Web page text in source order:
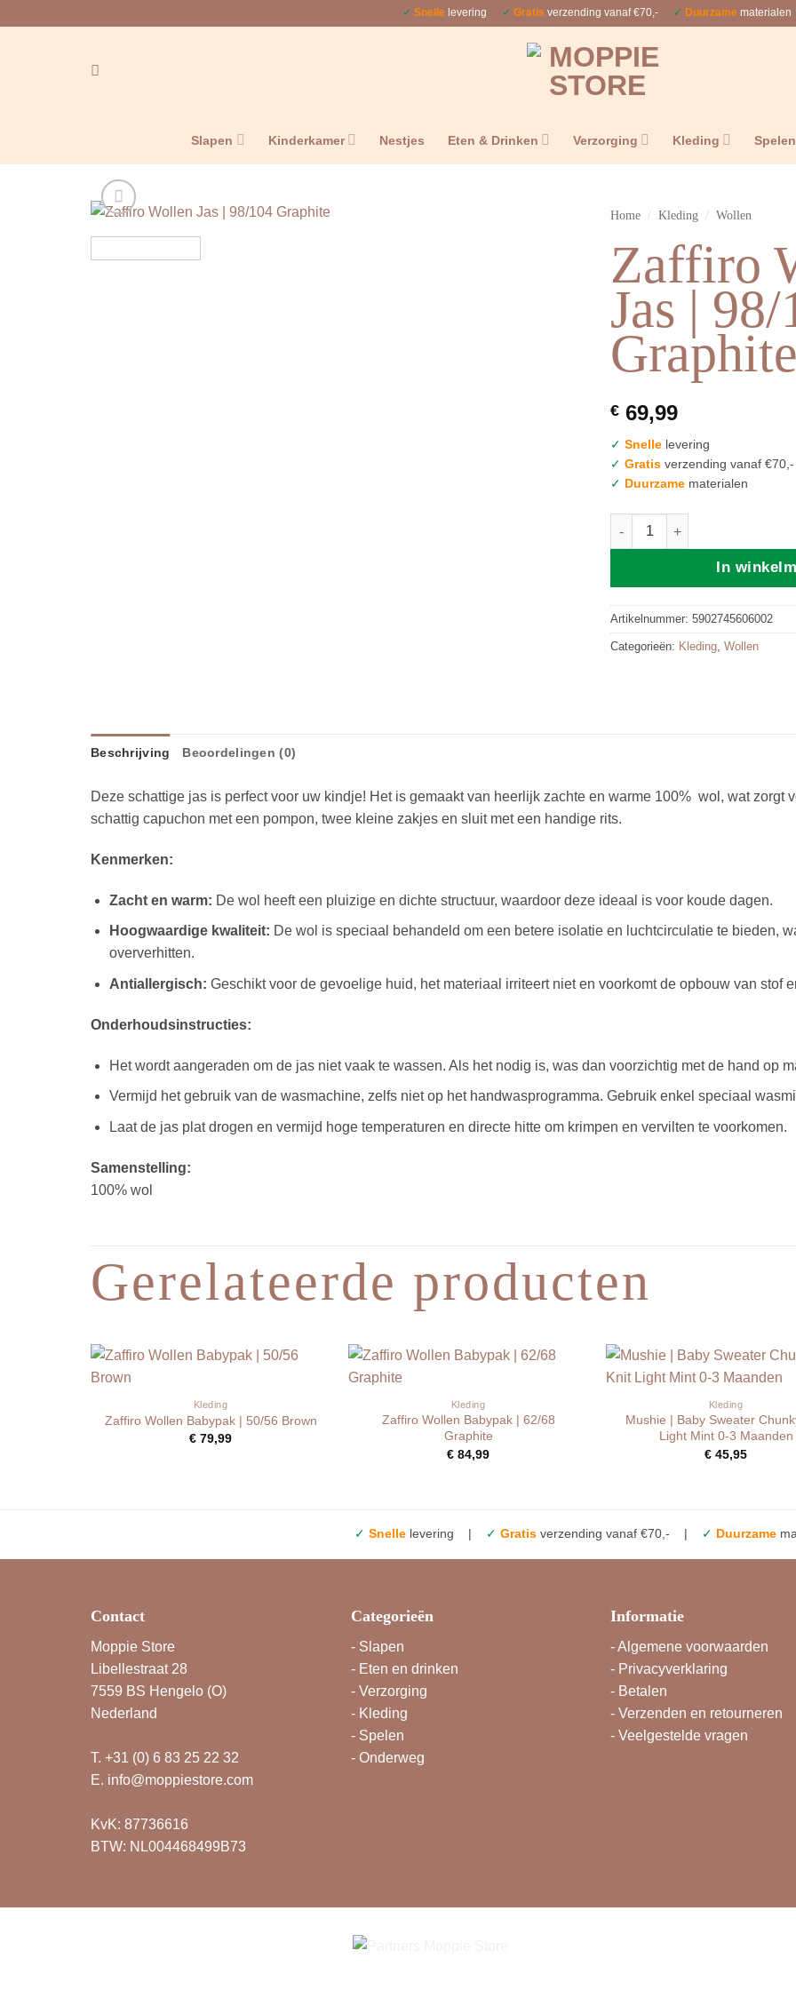
✓ Snelle levering ✓ Gratis verzending vanaf €70,- ✓ Duurzame materialen
Slapen Kinderkamer Nestjes Eten & Drinken Verzorging Kleding Spelen
Home / Kleding / Wollen
Zaffiro
Jas |
Graphite
€ 69,99
✓ Snelle levering
✓ Gratis verzending vanaf €70,-
✓ Duurzame materialen
Zaffiro Wollen Jas | 98/104
In
Artikelnummer: 5902745606002
Categorieën: Kleding, Wollen
Beschrijving Beoordelingen (0)
Deze schattige jas is perfect voor uw kindje! Het is gemaakt van heerlijk zachte en warme 100% wol, wat zorgt
schattig capuchon met een pompon, twee kleine zakjes en sluit met een handige rits.
Kenmerken:
Zacht en warm: De wol heeft een pluizige en dichte structuur, waardoor deze ideaal is voor koude dagen.
Hoogwaardige kwaliteit: De wol is speciaal behandeld om een betere isolatie en luchtcirculatie te bieden,
oververhitten.
Antiallergisch: Geschikt voor de gevoelige huid, het materiaal irriteert niet en voorkomt de opbouw van stof
Onderhoudsinstructies:
Het wordt aangeraden om de jas niet vaak te wassen. Als het nodig is, was dan voorzichtig met de hand op
Vermijd het gebruik van de wasmachine, zelfs niet op het handwasprogramma. Gebruik enkel speciaal
Laat de jas plat drogen en vermijd hoge temperaturen en directe hitte om krimpen en vervilten te voorkomen.
Samenstelling:
100% wol
Gerelateerde producten
Kleding
Zaffiro Wollen Babypak | 50/56 Brown
€ 79,99
Kleding
Zaffiro Wollen Babypak | 62/68
Graphite
€ 84,99
Kleding
Mushie | Baby Sweater
Light Mint 0-3 Maanden
€ 45,95
✓ Snelle levering | ✓ Gratis verzending vanaf €70,- | ✓ Duurzame
Contact
Moppie Store
Libellestraat 28
7559 BS Hengelo (O)
Nederland
T. +31 (0) 6 83 25 22 32
E. info@moppiestore.com
KvK: 87736616
BTW: NL004468499B73
Categorieën
- Slapen
- Eten en drinken
- Verzorging
- Kleding
- Spelen
- Onderweg
Informatie
-Algemene voorwaarden
- Privacyverklaring
- Betalen
- Verzenden en retourneren
- Veelgestelde vragen